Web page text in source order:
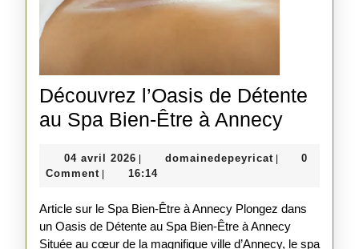
Découvrez l’Oasis de Détente
au Spa Bien-Être à Annecy
de
au
Spa
04 avril 2026 04
avril
| domainedepeyricat |
0
Comment | 16:14
Article sur le Spa Bien-Être à Annecy Plongez dans
un Oasis de Détente au Spa Bien-Être à Annecy
Située au cœur de la magnifique ville d’Annecy, le spa